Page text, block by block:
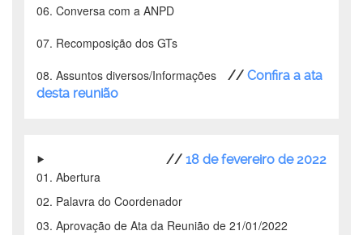
06. Conversa com a ANPD
07. Recomposição dos GTs
08. Assuntos diversos/Informações
// Confira a ata
desta reunião
// 18 de fevereiro de 2022
01. Abertura
02. Palavra do Coordenador
03. Aprovação de Ata da Reunião de 21/01/2022